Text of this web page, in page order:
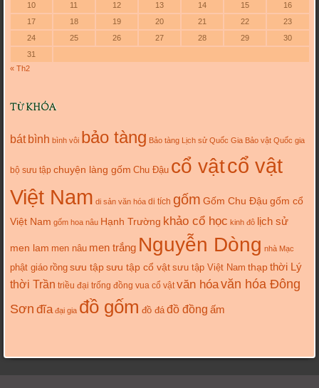
10
11 12 13 14 15
16
17
18 19 20 21 22
23
24
25 26 27 28 29
30
31
« Th2
TỪ KHÓA
bát bình bình vôi bảo tàng Bảo tàng Lịch sử Quốc Gia Bảo vật Quốc gia
bộ sưu tập chuyện làng gốm Chu Đậu cổ vậtcổ vật
Việt Nam di sản văn hóa di tích gốm Gốm Chu Đậu gốm cổ
Việt Nam gốm hoa nâu Hạnh Trường khảo cổ học kinh đô lịch sử
men lam men nâu men trắng Nguyễn Dòng nhà Mạc
phật giáo rồng sưu tập sưu tập cổ vật sưu tập Việt Nam thạp thời Lý
thời Trần triều đại trống đồng vua cổ vật văn hóavăn hóa Đông
Sơn đĩa đại gia đồ gốm đồ đá đồ đồng ấm